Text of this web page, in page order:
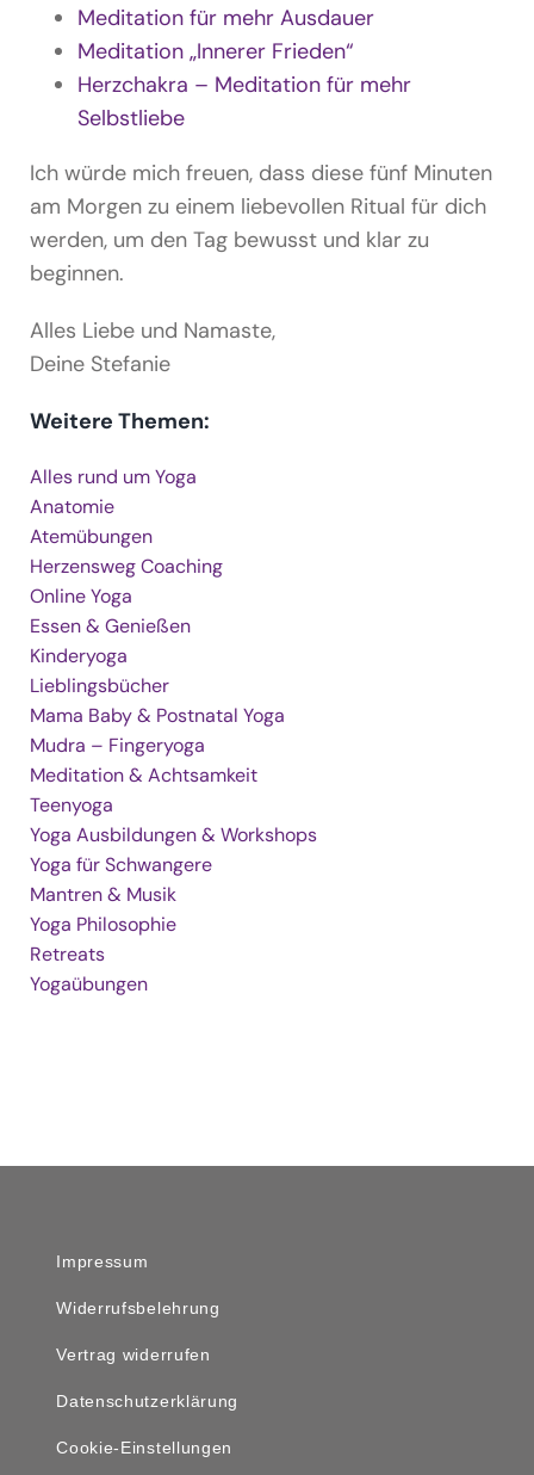
Meditation für mehr Ausdauer
Meditation „Innerer Frieden“
Herzchakra – Meditation für mehr
Selbstliebe
Ich würde mich freuen, dass diese fünf Minuten
am Morgen zu einem liebevollen Ritual für dich
werden, um den Tag bewusst und klar zu
beginnen.
Alles Liebe und Namaste,
Deine Stefanie
Weitere Themen:
Alles rund um Yoga
Anatomie
Atemübungen
Herzensweg Coaching
Online Yoga
Essen & Genießen
Kinderyoga
Lieblingsbücher
Mama Baby & Postnatal Yoga
Mudra – Fingeryoga
Meditation & Achtsamkeit
Teenyoga
Yoga Ausbildungen & Workshops
Yoga für Schwangere
Mantren & Musik
Yoga Philosophie
Retreats
Yogaübungen
Impressum
Widerrufsbelehrung
Vertrag widerrufen
Datenschutzerklärung
Cookie-Einstellungen